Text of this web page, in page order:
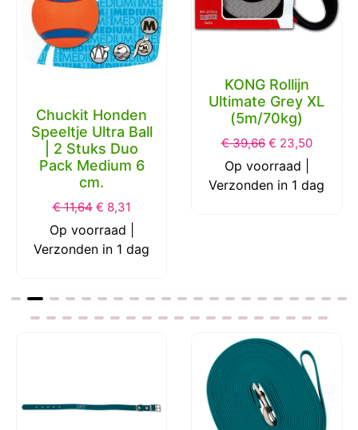
Chuckit Honden
Speeltje Ultra Ball
Pack Medium 6
cm.
€11,64 €8,31
Verzonden in 1 dag
Ultimate Grey XL
(5m/70kg)
€ 39,66 € 23,50